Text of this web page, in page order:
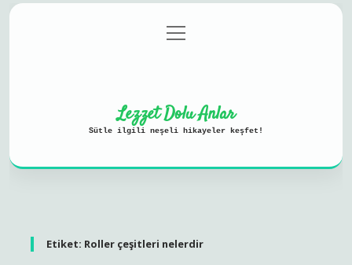
Gizlilik Politikası
menüyü
aç
Lezzet Dolu Anlar
Sütle ilgili neşeli hikayeler keşfet!
Etiket: Roller çeşitleri nelerdir